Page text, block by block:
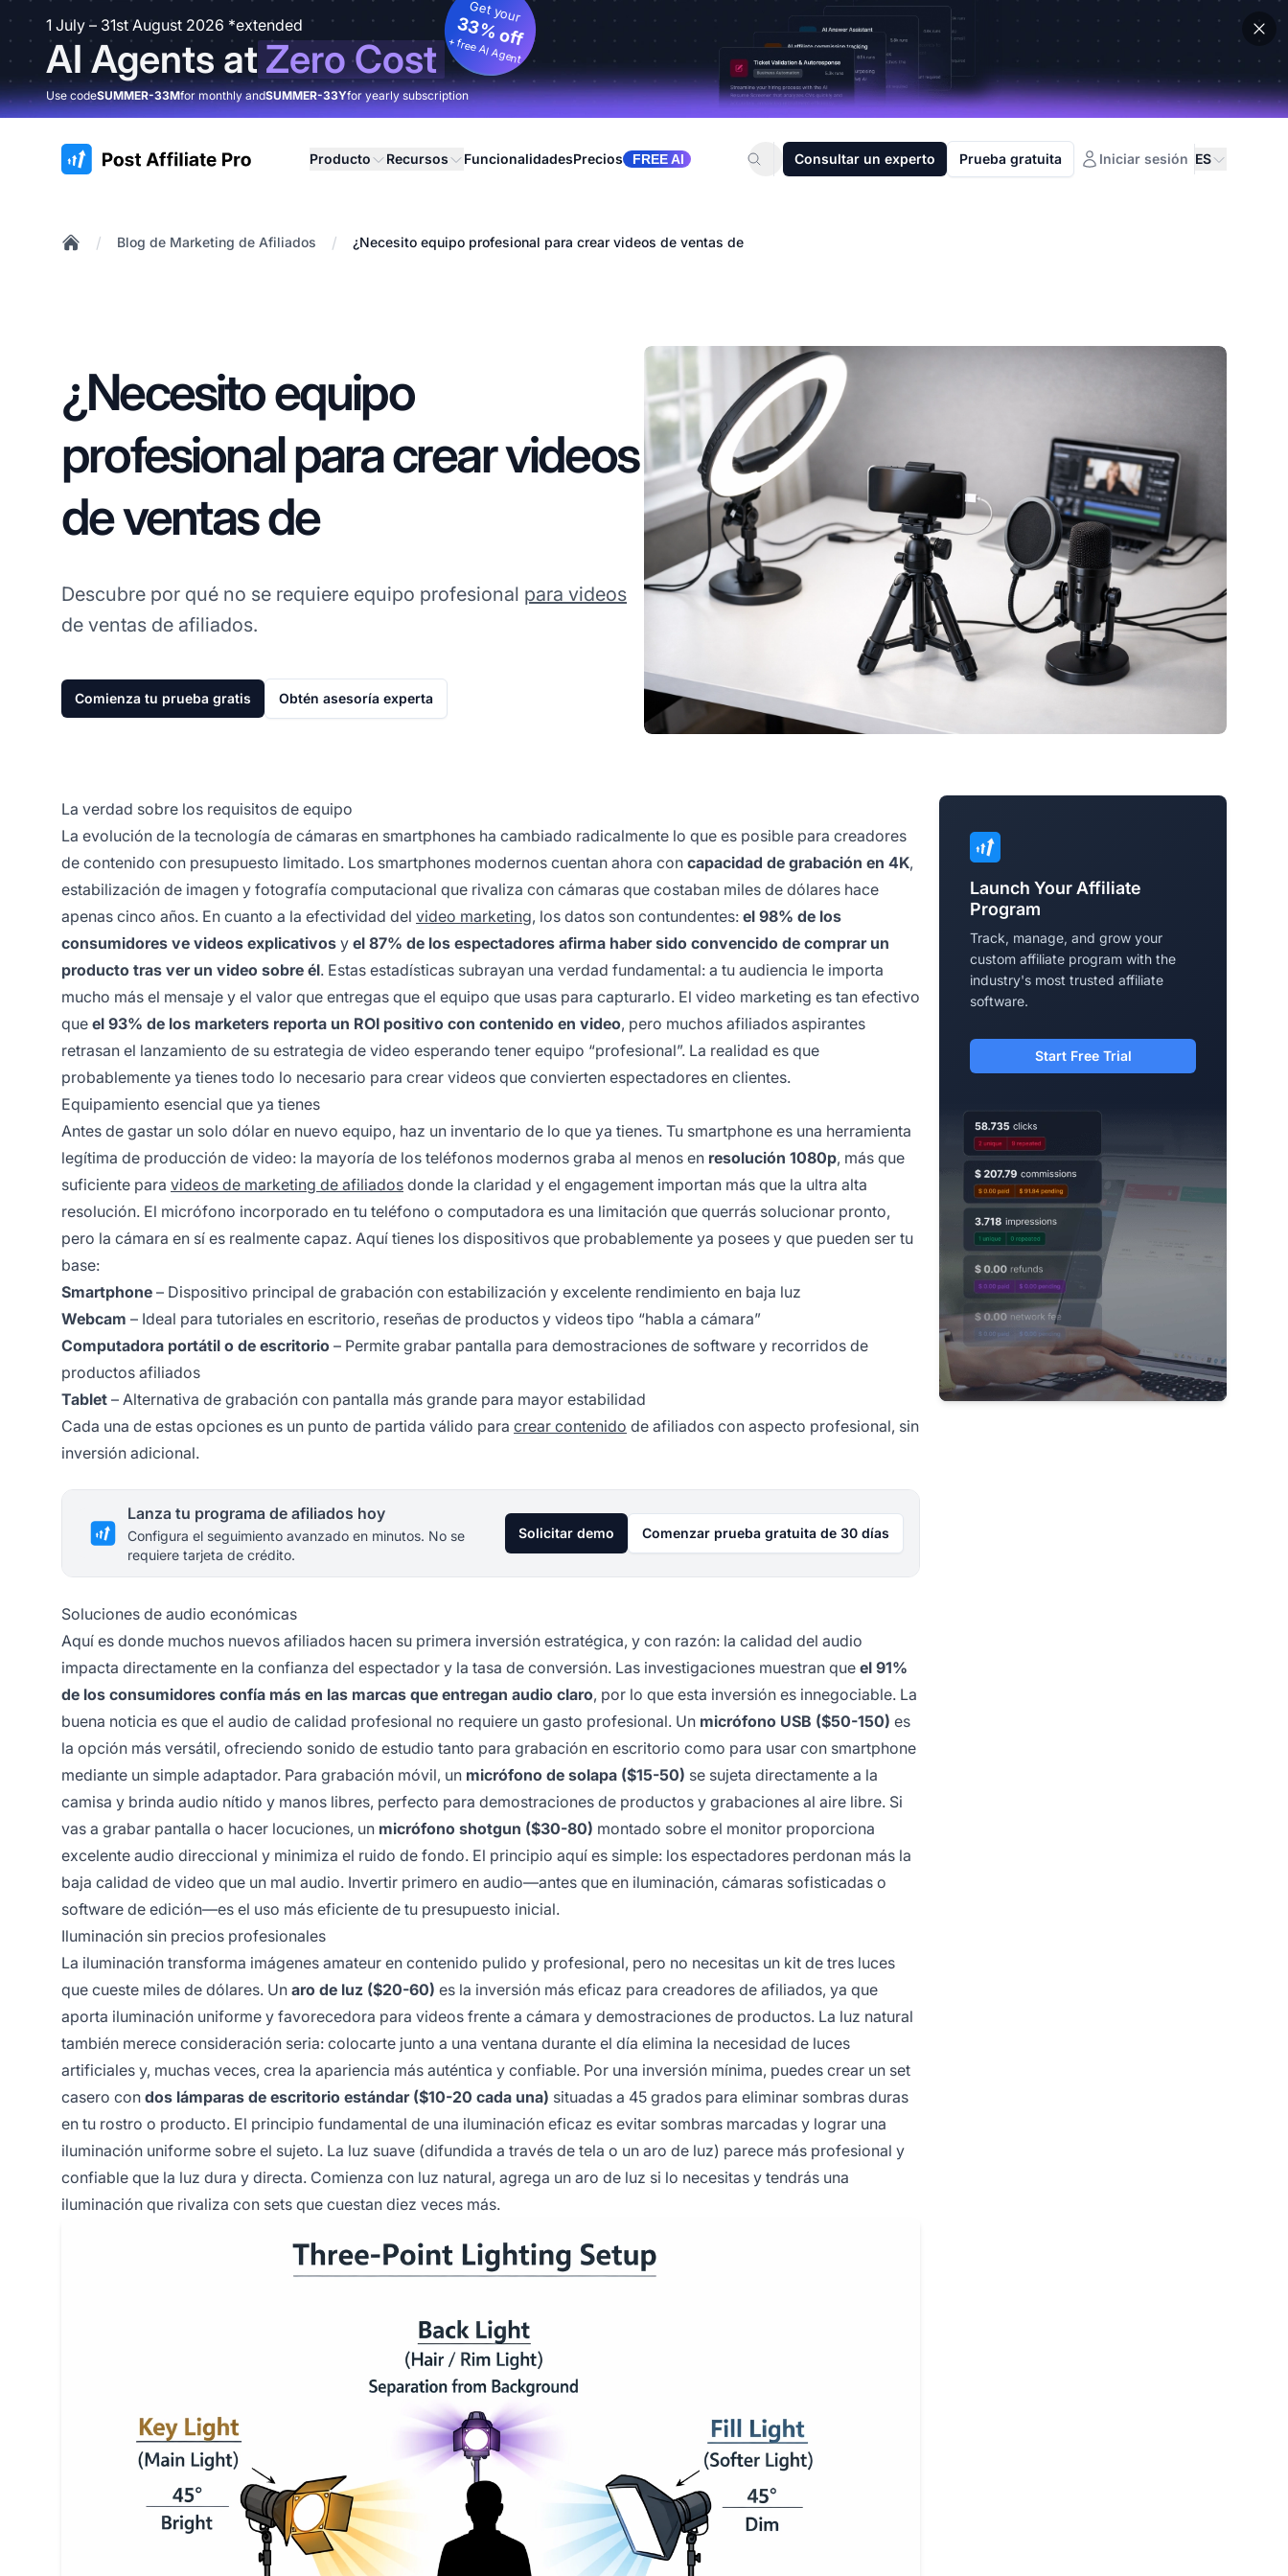
1 July – 31st August 2026 *extended
AI Agents atZero Cost
Get your
33% off
+ free AI Agent
Use codeSUMMER-33Mfor monthly andSUMMER-33Yfor yearly subscription
:site.title Producto Recursos FuncionalidadesPrecios FREE AI Consultar un experto Prueba gratuita Iniciar sesión ES
/ Blog de Marketing de Afiliados / ¿Necesito equipo profesional para crear videos de ventas de
¿Necesito equipo
profesional para crear videos
de ventas de
Descubre por qué no se requiere equipo profesional para videos
de ventas de afiliados.
Comienza tu prueba gratis Obtén asesoría experta
La verdad sobre los requisitos de equipo
La evolución de la tecnología de cámaras en smartphones ha cambiado radicalmente lo que es posible para creadores
de contenido con presupuesto limitado. Los smartphones modernos cuentan ahora con capacidad de grabación en 4K,
estabilización de imagen y fotografía computacional que rivaliza con cámaras que costaban miles de dólares hace
apenas cinco años. En cuanto a la efectividad del video marketing, los datos son contundentes: el 98% de los
consumidores ve videos explicativos y el 87% de los espectadores afirma haber sido convencido de comprar un
producto tras ver un video sobre él. Estas estadísticas subrayan una verdad fundamental: a tu audiencia le importa
mucho más el mensaje y el valor que entregas que el equipo que usas para capturarlo. El video marketing es tan efectivo
que el 93% de los marketers reporta un ROI positivo con contenido en video, pero muchos afiliados aspirantes
retrasan el lanzamiento de su estrategia de video esperando tener equipo “profesional”. La realidad es que
probablemente ya tienes todo lo necesario para crear videos que convierten espectadores en clientes.
Equipamiento esencial que ya tienes
Antes de gastar un solo dólar en nuevo equipo, haz un inventario de lo que ya tienes. Tu smartphone es una herramienta
legítima de producción de video: la mayoría de los teléfonos modernos graba al menos en resolución 1080p, más que
suficiente para videos de marketing de afiliados donde la claridad y el engagement importan más que la ultra alta
resolución. El micrófono incorporado en tu teléfono o computadora es una limitación que querrás solucionar pronto,
pero la cámara en sí es realmente capaz. Aquí tienes los dispositivos que probablemente ya posees y que pueden ser tu
base:
Smartphone – Dispositivo principal de grabación con estabilización y excelente rendimiento en baja luz
Webcam – Ideal para tutoriales en escritorio, reseñas de productos y videos tipo “habla a cámara”
Computadora portátil o de escritorio – Permite grabar pantalla para demostraciones de software y recorridos de
productos afiliados
Tablet – Alternativa de grabación con pantalla más grande para mayor estabilidad
Cada una de estas opciones es un punto de partida válido para crear contenido de afiliados con aspecto profesional, sin
inversión adicional.
Lanza tu programa de afiliados hoy
Configura el seguimiento avanzado en minutos. No se
requiere tarjeta de crédito.
Solicitar demo Comenzar prueba gratuita de 30 días
Soluciones de audio económicas
Aquí es donde muchos nuevos afiliados hacen su primera inversión estratégica, y con razón: la calidad del audio
impacta directamente en la confianza del espectador y la tasa de conversión. Las investigaciones muestran que el 91%
de los consumidores confía más en las marcas que entregan audio claro, por lo que esta inversión es innegociable. La
buena noticia es que el audio de calidad profesional no requiere un gasto profesional. Un micrófono USB ($50-150) es
la opción más versátil, ofreciendo sonido de estudio tanto para grabación en escritorio como para usar con smartphone
mediante un simple adaptador. Para grabación móvil, un micrófono de solapa ($15-50) se sujeta directamente a la
camisa y brinda audio nítido y manos libres, perfecto para demostraciones de productos y grabaciones al aire libre. Si
vas a grabar pantalla o hacer locuciones, un micrófono shotgun ($30-80) montado sobre el monitor proporciona
excelente audio direccional y minimiza el ruido de fondo. El principio aquí es simple: los espectadores perdonan más la
baja calidad de video que un mal audio. Invertir primero en audio—antes que en iluminación, cámaras sofisticadas o
software de edición—es el uso más eficiente de tu presupuesto inicial.
Iluminación sin precios profesionales
La iluminación transforma imágenes amateur en contenido pulido y profesional, pero no necesitas un kit de tres luces
que cueste miles de dólares. Un aro de luz ($20-60) es la inversión más eficaz para creadores de afiliados, ya que
aporta iluminación uniforme y favorecedora para videos frente a cámara y demostraciones de productos. La luz natural
también merece consideración seria: colocarte junto a una ventana durante el día elimina la necesidad de luces
artificiales y, muchas veces, crea la apariencia más auténtica y confiable. Por una inversión mínima, puedes crear un set
casero con dos lámparas de escritorio estándar ($10-20 cada una) situadas a 45 grados para eliminar sombras duras
en tu rostro o producto. El principio fundamental de una iluminación eficaz es evitar sombras marcadas y lograr una
iluminación uniforme sobre el sujeto. La luz suave (difundida a través de tela o un aro de luz) parece más profesional y
confiable que la luz dura y directa. Comienza con luz natural, agrega un aro de luz si lo necesitas y tendrás una
iluminación que rivaliza con sets que cuestan diez veces más.
Launch Your Affiliate
Program
Track, manage, and grow your
custom affiliate program with the
industry's most trusted affiliate
software.
Start Free Trial